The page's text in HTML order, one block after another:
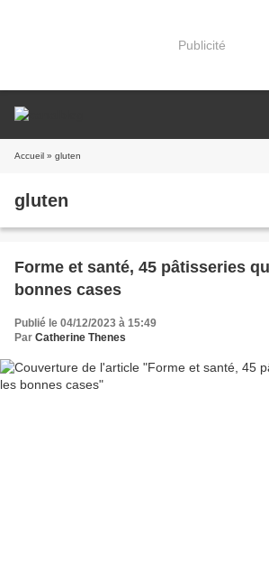
Publicité
Accueil » gluten
gluten
Forme et santé, 45 pâtisseries
bonnes cases
Publié le 04/12/2023 à 15:49
Par Catherine Thenes